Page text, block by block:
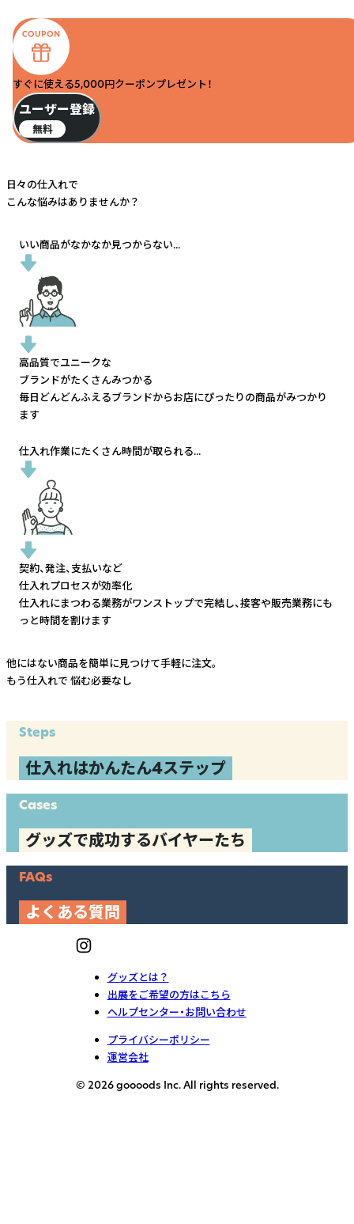
すぐに使える5,000円クーポンプレゼント！
ユーザー登録
無料
日々の仕入れで
こんな悩みはありませんか？
いい商品がなかなか見つからない...
高品質でユニークな
ブランドがたくさんみつかる
毎日どんどんふえるブランドからお店にぴったりの商品がみつかり
ます
仕入れ作業にたくさん時間が取られる...
契約、発注、支払いなど
仕入れプロセスが効率化
仕入れにまつわる業務がワンストップで完結し、接客や販売業務にも
っと時間を割けます
他にはない商品を簡単に見つけて手軽に注文。
もう仕入れで 悩む必要なし
Steps
仕入れはかんたん4ステップ
Cases
グッズで成功するバイヤーたち
FAQs
よくある質問
グッズとは？
出展をご希望の方はこちら
ヘルプセンター・お問い合わせ
プライバシーポリシー
運営会社
© 2026 goooods Inc. All rights reserved.